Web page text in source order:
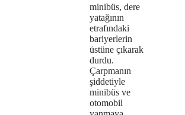
supported.
minibüs, dere
yatağının
etrafındaki
bariyerlerin
üstüne çıkarak
durdu.
Çarpmanın
şiddetiyle
minibüs ve
otomobil